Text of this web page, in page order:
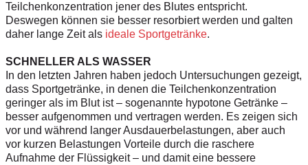
Teilchenkonzentration jener des Blutes entspricht.
Deswegen können sie besser resorbiert werden und galten
daher lange Zeit als ideale Sportgetränke.
SCHNELLER ALS WASSER
In den letzten Jahren haben jedoch Untersuchungen gezeigt,
dass Sportgetränke, in denen die Teilchenkonzentration
geringer als im Blut ist – sogenannte hypotone Getränke –
besser aufgenommen und vertragen werden. Es zeigen sich
vor und während langer Ausdauerbelastungen, aber auch
vor kurzen Belastungen Vorteile durch die raschere
Aufnahme der Flüssigkeit – und damit eine bessere